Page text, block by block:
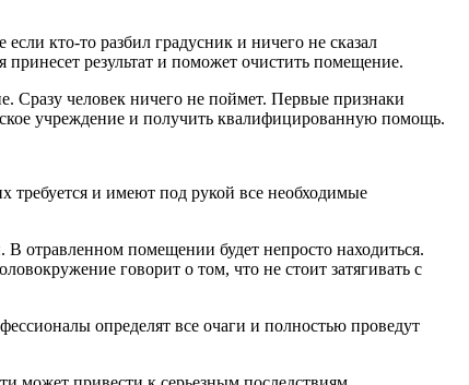
кто-то разбил градусник и ничего не сказал
принесет результат и поможет очистить помещение.
Сразу человек ничего не поймет. Первые признаки
учреждение и получить квалифицированную помощь.
требуется и имеют под рукой все необходимые
отравленном помещении будет непросто находиться.
говорит о том, что не стоит затягивать с
определят все очаги и полностью проведут